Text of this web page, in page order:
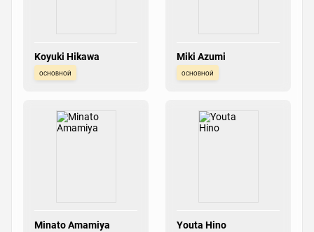
Koyuki Hikawa
основной
Miki Azumi
основной
Minato Amamiya Youta Hino